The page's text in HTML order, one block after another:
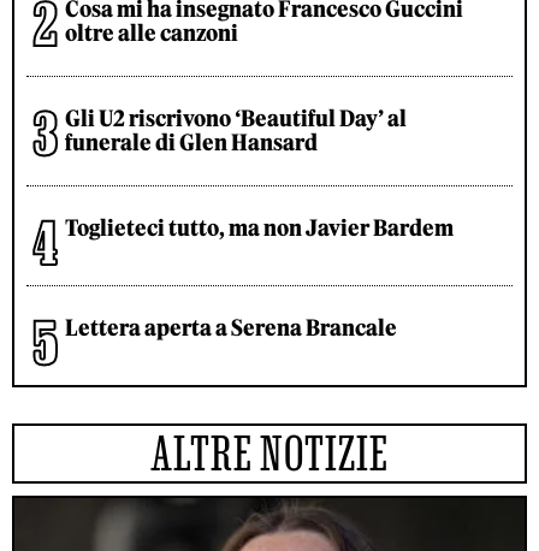
Cosa mi ha insegnato Francesco Guccini
oltre alle canzoni
Gli U2 riscrivono ‘Beautiful Day’ al
funerale di Glen Hansard
Toglieteci tutto, ma non Javier Bardem
Lettera aperta a Serena Brancale
ALTRE NOTIZIE